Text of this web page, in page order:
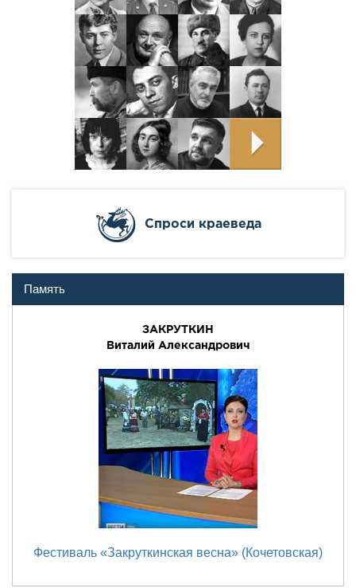
Cпроси краеведа
Память
ЗАКРУТКИН
Виталий Александрович
Фестиваль «Закруткинская весна» (Кочетовская)